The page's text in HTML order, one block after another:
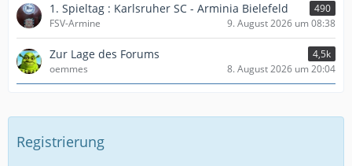
1. Spieltag : Karlsruher SC - Arminia Bielefeld
490
FSV-Armine
9. August 2026 um 08:38
Zur Lage des Forums
4,5k
oemmes
8. August 2026 um 20:04
Registrierung